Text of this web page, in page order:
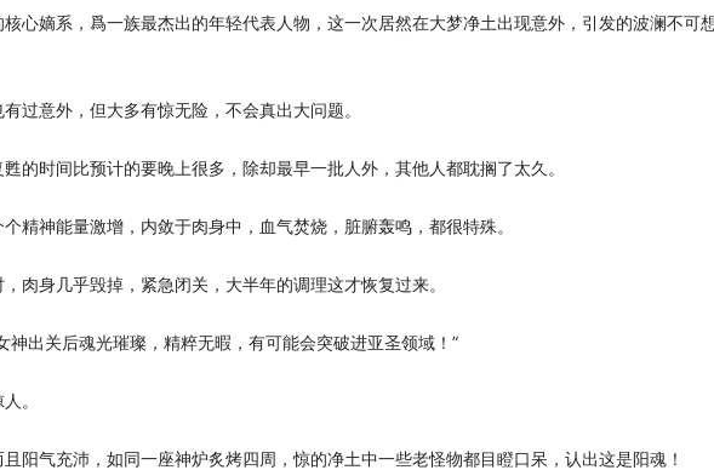
心嫡系，爲一族最杰出的年轻代表人物，这一次居然在大梦净土出现意外，引发的波澜不可
过意外，但大多有惊无险，不会真出大问题。
的时间比预计的要晚上很多，除却最早一批人外，其他人都耽搁了太久。
精神能量激增，内敛于肉身中，血气焚烧，脏腑轰鸣，都很特殊。
肉身几乎毁掉，紧急闭关，大半年的调理这才恢复过来。
神出关后魂光璀璨，精粹无暇，有可能会突破进亚圣领域！”
。
阳气充沛，如同一座神炉炙烤四周，惊的净土中一些老怪物都目瞪口呆，认出这是阳魂！